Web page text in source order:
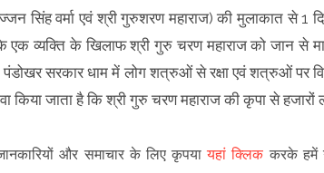
सिंह वर्मा एवं श्री गुरुशरण महाराज) की मुलाकात से
एक व्यक्ति के खिलाफ श्री गुरु चरण महाराज को जान से
पंडोखर सरकार धाम में लोग शत्रुओं से रक्षा एवं शत्रुओं पर
किया जाता है कि श्री गुरु चरण महाराज की कृपा से
और समाचार के लिए कृपयायहां क्लिक करके हमें